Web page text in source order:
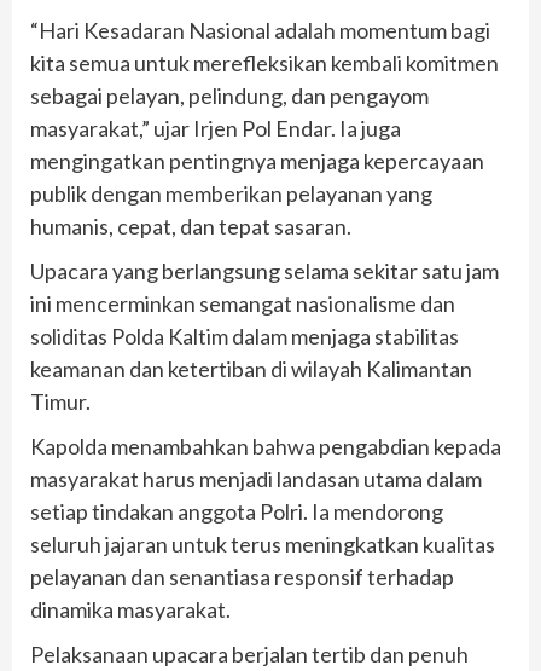
“Hari Kesadaran Nasional adalah momentum bagi
kita semua untuk merefleksikan kembali komitmen
sebagai pelayan, pelindung, dan pengayom
masyarakat,” ujar Irjen Pol Endar. Ia juga
mengingatkan pentingnya menjaga kepercayaan
publik dengan memberikan pelayanan yang
humanis, cepat, dan tepat sasaran.
Upacara yang berlangsung selama sekitar satu jam
ini mencerminkan semangat nasionalisme dan
soliditas Polda Kaltim dalam menjaga stabilitas
keamanan dan ketertiban di wilayah Kalimantan
Timur.
Kapolda menambahkan bahwa pengabdian kepada
masyarakat harus menjadi landasan utama dalam
setiap tindakan anggota Polri. Ia mendorong
seluruh jajaran untuk terus meningkatkan kualitas
pelayanan dan senantiasa responsif terhadap
dinamika masyarakat.
Pelaksanaan upacara berjalan tertib dan penuh